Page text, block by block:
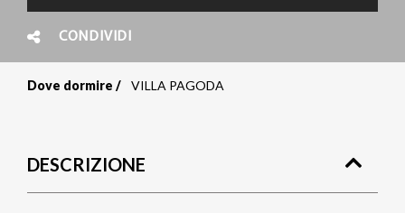
CONDIVIDI
pane
Dove dormire VILLA PAGODA
DESCRIZIONE